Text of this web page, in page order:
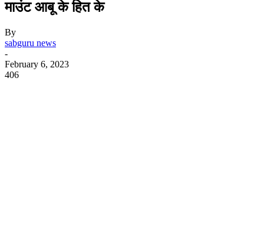
माउंट आबू के हित के
By
sabguru news
-
February 6, 2023
406